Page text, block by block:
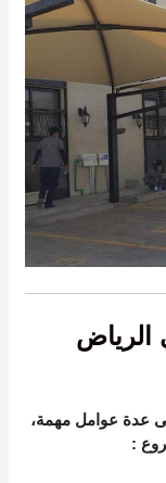
الرياض
عدة عوامل مهمة،
: